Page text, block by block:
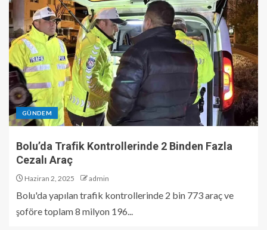
GÜNDEM
Bolu’da Trafik Kontrollerinde 2 Binden Fazla
Cezalı Araç
Haziran 2, 2025 admin
Bolu'da yapılan trafik kontrollerinde 2 bin 773 araç ve
şoföre toplam 8 milyon 196...